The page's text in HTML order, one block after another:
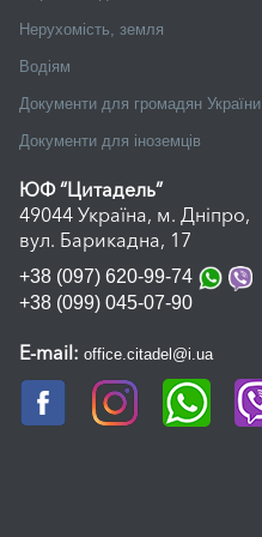
Неприбутковим організаціям
Нерухомість, земля
Водіям
Документи для громадян України
Документи для іноземців
ЮФ “Цитадель”
49044 Україна, м. Дніпро,
вул. Барикадна, 17
+38 (097) 620-99-74
+38 (099) 045-07-90
E-mail: office.citadel@i.ua